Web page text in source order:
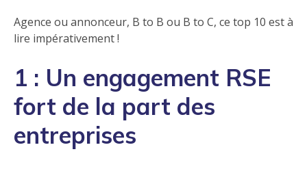
Agence ou annonceur, B to B ou B to C, ce top 10 est à
lire impérativement !
1 : Un engagement RSE
fort de la part des
entreprises